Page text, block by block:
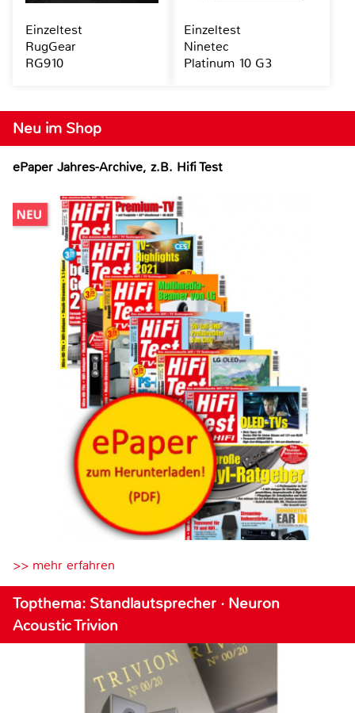
Neu im Shop
ePaper Jahres-Archive, z.B. Hifi Test
>> mehr erfahren
Topthema: Standlautsprecher · Neuron
Acoustic Trivion
Einzeltest
RugGear
RG910
Einzeltest
Ninetec
Platinum 10 G3